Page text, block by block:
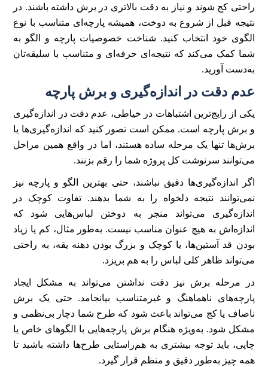
راحتی کج شوند و نیاز به دقت بالاتری در برش داشته باشند. در
نتیجه قبل از شروع به دوخت، همیشه پارچه‌ای متناسب با نوع
الگوی خود انتخاب کنید. شناخت خصوصیات پارچه و الگو به
شما کمک می‌کند که نتیجه‌ای حرفه‌ای و متناسب با سلیقه‌تان
به‌دست آورید.
عدم دقت در اندازه‌گیری و برش پارچه
یکی از رایج‌ترین اشتباهات در خیاطی، عدم دقت در اندازه‌گیری
و برش پارچه است. ممکن است تصور کنید که اندازه‌گیری‌ها یا
برش‌ها تنها یک مرحله ساده هستند، اما در واقع همین مراحل
می‌توانند سرنوشت کل پروژه شما را رقم بزنند.
اگر اندازه‌گیری‌ها دقیق نباشند، حتی بهترین الگو و پارچه نیز
نمی‌توانند نتیجه دلخواه را به شما بدهند. تفاوت کوچک در
اندازه‌گیری می‌تواند منجر به دوختن لباس‌هایی شود که
اندازه‌اش به هیچ عنوان مناسب نیست. به‌طور مثال، کم یا زیاد
بودن قد آستین‌ها، یا کوچک و بزرگ بودن دهنه یقه، به راحتی
می‌تواند ظاهر کلی لباس را به هم بریزد.
در مرحله برش نیز دقت نداشتن می‌تواند به مشکل ایجاد
پارچه‌های ناهماهنگ و غیرمتناسب بیانجامد. حتی یک برش
ناصاف یا کج می‌تواند باعث شود که طرح شما دچار بی‌نظمی و
مشکل شود. به‌ویژه هنگام برش پارچه‌هایی با الگوهای خاص یا
چاپی، باید توجه بیشتری به هم‌راستایی طرح‌ها داشته باشید تا
همه چیز به‌طور دقیق و منظم قرار گیرد.